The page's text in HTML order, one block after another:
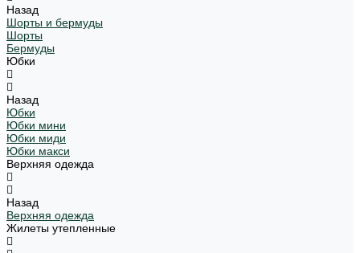
Назад
Шорты и бермуды
Шорты
Бермуды
Юбки
Назад
Юбки
Юбки мини
Юбки миди
Юбки макси
Верхняя одежда
Назад
Верхняя одежда
Жилеты утепленные